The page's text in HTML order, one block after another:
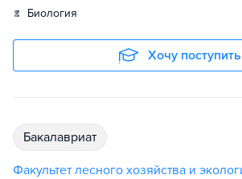
биология
Хочу поступить
бакалавриат
Факультет лесного хозяйства и